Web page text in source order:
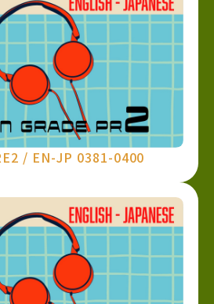
/ EN-JP 0381-0400